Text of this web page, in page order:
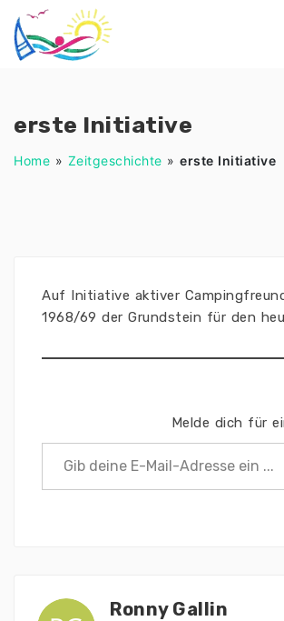
Inhalt
springen
erste Initiative
Home » Zeitgeschichte » erste Initiative
Auf Initiative aktiver
1968/69 der Grundstein für den
Melde dich für
Gib deine E-Mail-Adresse ein ...
Ronny Gallin